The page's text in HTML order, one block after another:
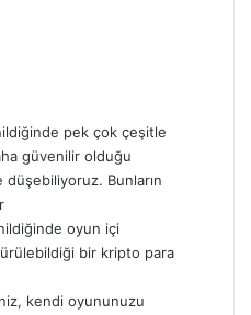
pek çok çeşitle
güvenilir olduğu
Bunların
oyun içi
bir kripto para
kendi oyununuzu